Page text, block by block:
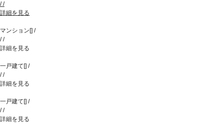
//
詳細を見る
マンション [] /
//
詳細を見る
一戸建て [] /
//
詳細を見る
一戸建て [] /
//
詳細を見る